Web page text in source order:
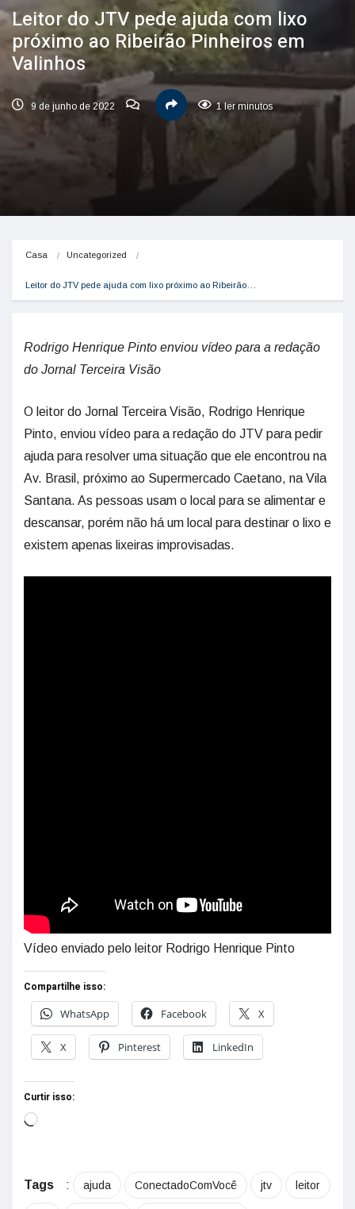
Leitor do JTV pede ajuda com lixo
próximo ao Ribeirão Pinheiros em
Valinhos
9 de junho de 2022 1 ler minutos
Casa Uncategorized
Leitor do JTV pede ajuda com lixo próximo ao Ribeirão…
Rodrigo Henrique Pinto enviou vídeo para a redação
do Jornal Terceira Visão
O leitor do Jornal Terceira Visão, Rodrigo Henrique
Pinto, enviou vídeo para a redação do JTV para pedir
ajuda para resolver uma situação que ele encontrou na
Av. Brasil, próximo ao Supermercado Caetano, na Vila
Santana. As pessoas usam o local para se alimentar e
descansar, porém não há um local para destinar o lixo e
existem apenas lixeiras improvisadas.
Vídeo enviado pelo leitor Rodrigo Henrique Pinto
Compartilhe isso:
WhatsApp
Facebook X
X Pinterest LinkedIn
Curtir isso:
Tags : ajuda ConectadoComVocê jtv leitor